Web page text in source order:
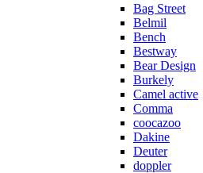
Bag Street
Belmil
Bench
Bestway
Bear Design
Burkely
Camel active
Comma
coocazoo
Dakine
Deuter
doppler